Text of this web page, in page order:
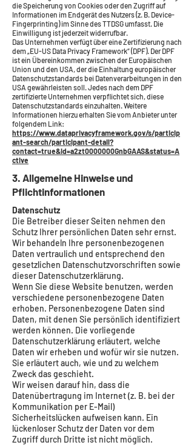
die Speicherung von Cookies oder den Zugriff auf
Informationen im Endgerät des Nutzers (z. B. Device-
Fingerprinting) im Sinne des TTDSG umfasst. Die
Einwilligung ist jederzeit widerrufbar.
Das Unternehmen verfügt über eine Zertifizierung nach
dem „EU-US Data Privacy Framework“ (DPF). Der DPF
ist ein Übereinkommen zwischen der Europäischen
Union und den USA, der die Einhaltung europäischer
Datenschutzstandards bei Datenverarbeitungen in den
USA gewährleisten soll. Jedes nach dem DPF
zertifizierte Unternehmen verpflichtet sich, diese
Datenschutzstandards einzuhalten. Weitere
Informationen hierzu erhalten Sie vom Anbieter unter
folgendem Link:
https://www.dataprivacyframework.gov/s/particip
ant-search/participant-detail?
contact=true&id=a2zt0000000GnbGAAS&status=A
ctive
3. Allgemeine Hinweise und
Pflichtinformationen
Datenschutz
Die Betreiber dieser Seiten nehmen den
Schutz Ihrer persönlichen Daten sehr ernst.
Wir behandeln Ihre personenbezogenen
Daten vertraulich und entsprechend den
gesetzlichen Datenschutzvorschriften sowie
dieser Datenschutzerklärung.
Wenn Sie diese Website benutzen, werden
verschiedene personenbezogene Daten
erhoben. Personenbezogene Daten sind
Daten, mit denen Sie persönlich identifiziert
werden können. Die vorliegende
Datenschutzerklärung erläutert, welche
Daten wir erheben und wofür wir sie nutzen.
Sie erläutert auch, wie und zu welchem
Zweck das geschieht.
Wir weisen darauf hin, dass die
Datenübertragung im Internet (z. B. bei der
Kommunikation per E-Mail)
Sicherheitslücken aufweisen kann. Ein
lückenloser Schutz der Daten vor dem
Zugriff durch Dritte ist nicht möglich.